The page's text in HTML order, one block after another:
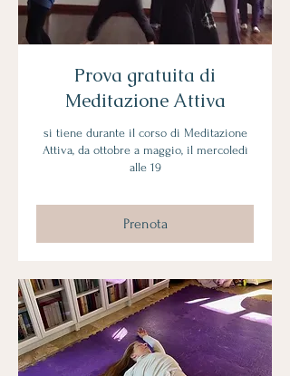
Prova gratuita di
Meditazione Attiva
si tiene durante il corso di Meditazione
Attiva, da ottobre a maggio, il mercoledì
alle 19
Prenota